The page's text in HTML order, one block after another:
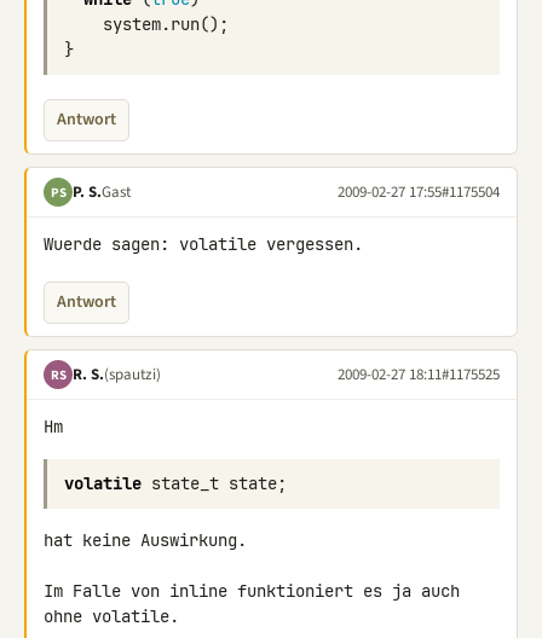
system.run();
}
Antwort
PS P. S.Gast 2009-02-27 17:55#1175504
Wuerde sagen: volatile vergessen.
Antwort
RS R. S.(spautzi) 2009-02-27 18:11#1175525
Hm
volatile state_t state;
hat keine Auswirkung.
Im Falle von inline funktioniert es ja auch
ohne volatile.